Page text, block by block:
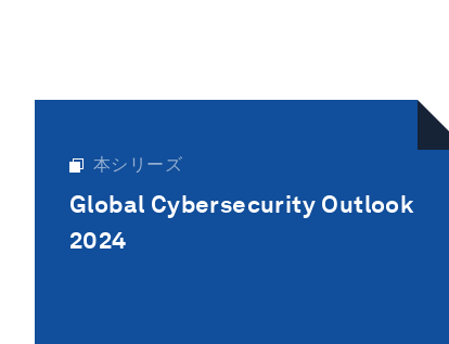
本シリーズ
Global Cybersecurity Outlook
2024